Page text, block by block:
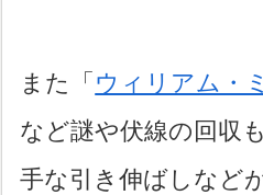
また「 ウィリアム・
など謎や伏線の回収
手な引き伸ばしなど